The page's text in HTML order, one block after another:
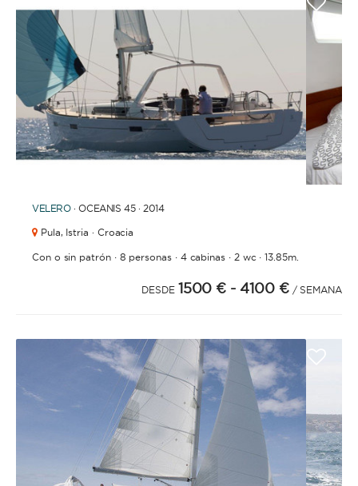
1617 181920
VELERO · OCEANIS 45 · 2014
Pula, Istria · Croacia
Con o sin patrón· 8 personas· 4 cabinas · 2 wc·13.85m.
DESDE 1500 € - 4100 € / SEMANA